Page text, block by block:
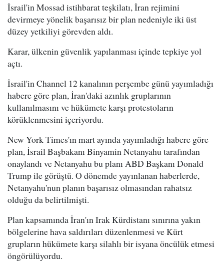
İsrail'in Mossad istihbarat teşkilatı, İran rejimini
devirmeye yönelik başarısız bir plan nedeniyle iki üst
düzey yetkiliyi görevden aldı.
Karar, ülkenin güvenlik yapılanması içinde tepkiye yol
açtı.
İsrail'in Channel 12 kanalının perşembe günü yayımladığı
habere göre plan, İran'daki azınlık gruplarının
kullanılmasını ve hükümete karşı protestoların
körüklenmesini içeriyordu.
New York Times'ın mart ayında yayımladığı habere göre
plan, İsrail Başbakanı Binyamin Netanyahu tarafından
onaylandı ve Netanyahu bu planı ABD Başkanı Donald
Trump ile görüştü. O dönemde yayınlanan haberlerde,
Netanyahu'nun planın başarısız olmasından rahatsız
olduğu da belirtilmişti.
Plan kapsamında İran'ın Irak Kürdistanı sınırına yakın
bölgelerine hava saldırıları düzenlenmesi ve Kürt
grupların hükümete karşı silahlı bir isyana öncülük etmesi
öngörülüyordu.